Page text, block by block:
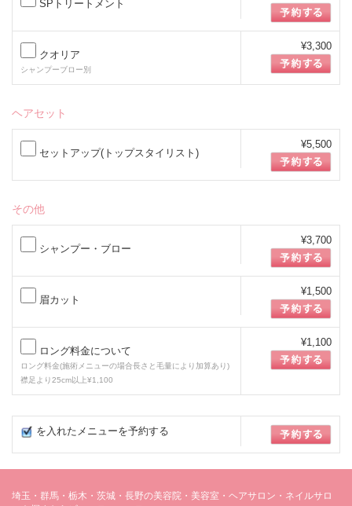
SPトリートメント
クオリア
シャンプーブロー別
¥3,300
ヘアセット
セットアップ(トップスタイリスト)
¥5,500
その他
シャンプー・ブロー
¥3,700
眉カット
¥1,500
ロング料金について
ロング料金(施術メニューの場合長さと毛量により加算あり)
襟足より25cm以上¥1,100
¥1,100
を入れたメニューを予約する
埼玉・群馬・栃木・茨城・長野の美容院・美容室・ヘアサロン・ネイルサロ